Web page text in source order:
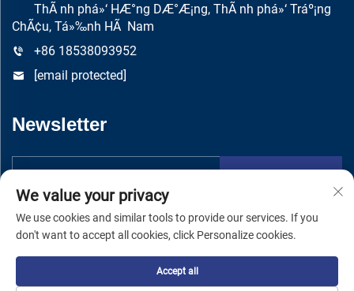
ThÃ nh phá»‘ HÆ°ng DÆ°Æ¡ng, ThÃ nh phá»‘ Tráº¡ng
ChÃ¢u, Tá»‰nh HÃ Nam
+86 18538093952
[email protected]
Newsletter
Drepturi de autor © Zhengzhou Yuandong Machinery
We value your privacy
We use cookies and similar tools to provide our services. If you
don't want to accept all cookies, click Personalize cookies.
Accept all